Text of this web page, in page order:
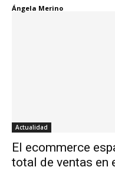
Ángela Merino
Actualidad
El ecommerce
total de ventas en